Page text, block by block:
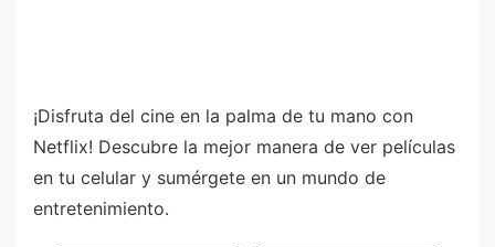
¡Disfruta del cine en la palma de tu mano con
Netflix! Descubre la mejor manera de ver películas
en tu celular y sumérgete en un mundo de
entretenimiento.